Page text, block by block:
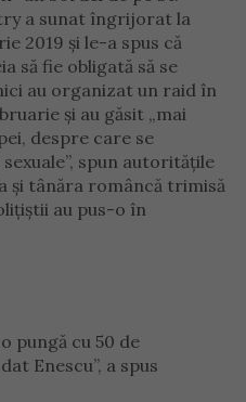
a sunat îngrijorat la
2019 și le-a spus că
să fie obligată să se
au organizat un raid în
și au găsit „mai
despre care se
spun autoritățile
și tânăra româncă trimisă
au pus-o în
pungă cu 50 de
Enescu”, a spus